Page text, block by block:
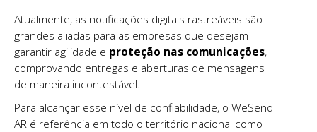
Atualmente, as notificações digitais rastreáveis são
grandes aliadas para as empresas que desejam
garantir agilidade e proteção nas comunicações,
comprovando entregas e aberturas de mensagens
de maneira incontestável.
Para alcançar esse nível de confiabilidade, o WeSend
AR é referência em todo o território nacional como